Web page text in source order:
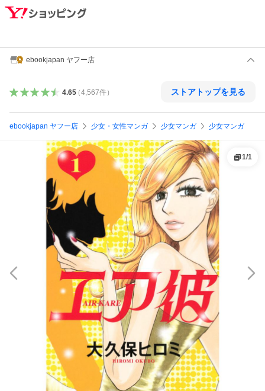
ebookjapan ヤフー店
4.65（4,567件） ストアトップを見る
ebookjapan ヤフー店 少女・女性マンガ 少女マンガ 少女マンガ
1/1